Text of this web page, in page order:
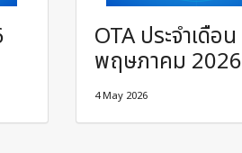
OTA ประจำเดือน
พฤษภาคม 2026
4 May 2026